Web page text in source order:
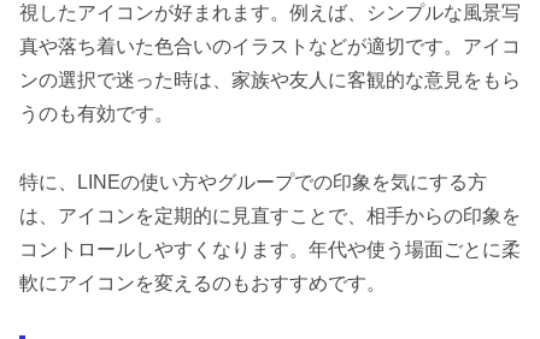
視したアイコンが好まれます。例えば、シンプルな風景写
真や落ち着いた色合いのイラストなどが適切です。アイコ
ンの選択で迷った時は、家族や友人に客観的な意見をもら
うのも有効です。
特に、LINEの使い方やグループでの印象を気にする方
は、アイコンを定期的に見直すことで、相手からの印象を
コントロールしやすくなります。年代や使う場面ごとに柔
軟にアイコンを変えるのもおすすめです。